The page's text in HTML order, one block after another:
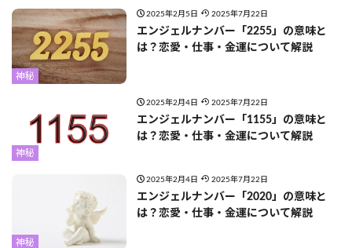
神秘
2025年2月5日 2025年7月22日
エンジェルナンバー「2255」の意味と
は？恋愛・仕事・金運について解説
神秘
2025年2月4日 2025年7月22日
エンジェルナンバー「1155」の意味と
は？恋愛・仕事・金運について解説
神秘
2025年2月4日 2025年7月22日
エンジェルナンバー「2020」の意味と
は？恋愛・仕事・金運について解説